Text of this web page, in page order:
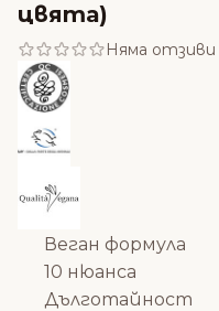
цвята)
Няма отзиви
Веган формула
10 нюанса
Дълготайност